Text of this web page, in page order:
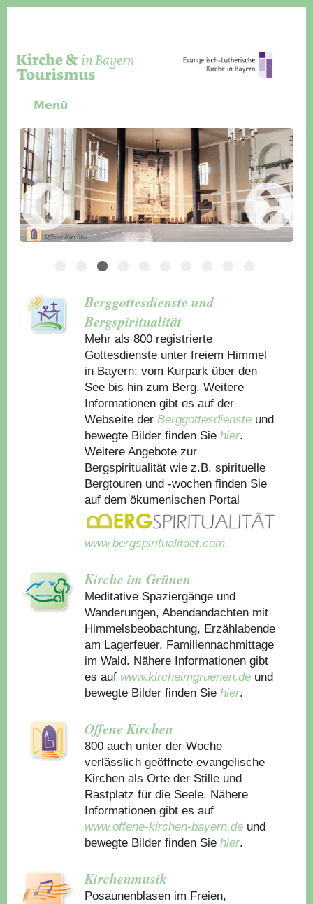
Menü
Slider Icon
Bild
Häuser für Gruppen
Berggottesdienste und
Bergspiritualität
Mehr als 800 registrierte
Gottesdienste unter freiem Himmel
in Bayern: vom Kurpark über den
See bis hin zum Berg. Weitere
Informationen gibt es auf der
Webseite derBerggottesdienste und
bewegte Bilder finden Sie hier.
Weitere Angebote zur
Bergspiritualität wie z.B. spirituelle
Bergtouren und -wochen finden Sie
auf dem ökumenischen Portal
www.bergspiritualitaet.com.
Kirche im Grünen
Meditative Spaziergänge und
Wanderungen, Abendandachten mit
Himmelsbeobachtung, Erzählabende
am Lagerfeuer, Familiennachmittage
im Wald. Nähere Informationen gibt
es auf www.kircheimgruenen.de und
bewegte Bilder finden Sie hier.
Offene Kirchen
800 auch unter der Woche
verlässlich geöffnete evangelische
Kirchen als Orte der Stille und
Rastplatz für die Seele. Nähere
Informationen gibt es auf
www.offene-kirchen-bayern.de und
bewegte Bilder finden Sie hier.
Kirchenmusik
Posaunenblasen im Freien,